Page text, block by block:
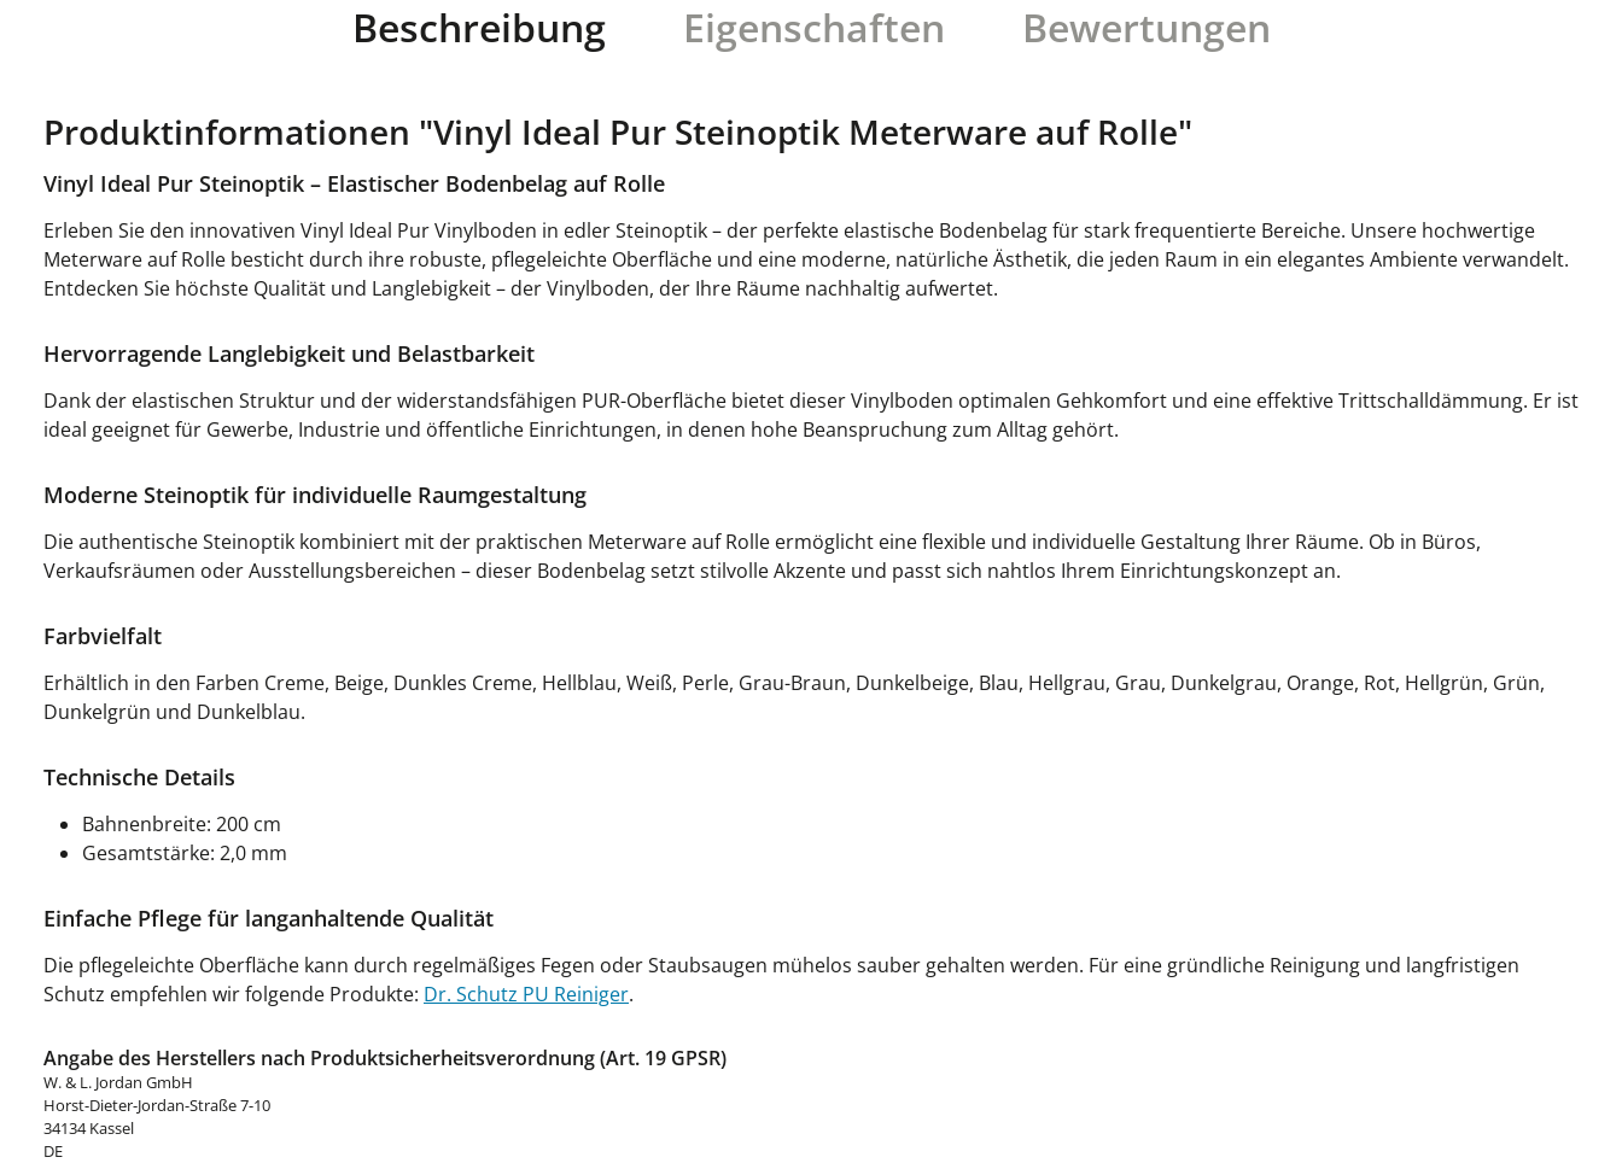
Beschreibung Eigenschaften Bewertungen
Produktinformationen "Vinyl Ideal Pur Steinoptik Meterware auf Rolle"
Vinyl Ideal Pur Steinoptik – Elastischer Bodenbelag auf Rolle
Erleben Sie den innovativen Vinyl Ideal Pur Vinylboden in edler Steinoptik – der perfekte elastische Bodenbelag für stark frequentierte Bereiche. Unsere hochwertige
Meterware auf Rolle besticht durch ihre robuste, pflegeleichte Oberfläche und eine moderne, natürliche Ästhetik, die jeden Raum in ein elegantes Ambiente verwandelt.
Entdecken Sie höchste Qualität und Langlebigkeit – der Vinylboden, der Ihre Räume nachhaltig aufwertet.
Hervorragende Langlebigkeit und Belastbarkeit
Dank der elastischen Struktur und der widerstandsfähigen PUR-Oberfläche bietet dieser Vinylboden optimalen Gehkomfort und eine effektive Trittschalldämmung. Er ist
ideal geeignet für Gewerbe, Industrie und öffentliche Einrichtungen, in denen hohe Beanspruchung zum Alltag gehört.
Moderne Steinoptik für individuelle Raumgestaltung
Die authentische Steinoptik kombiniert mit der praktischen Meterware auf Rolle ermöglicht eine flexible und individuelle Gestaltung Ihrer Räume. Ob in Büros,
Verkaufsräumen oder Ausstellungsbereichen – dieser Bodenbelag setzt stilvolle Akzente und passt sich nahtlos Ihrem Einrichtungskonzept an.
Farbvielfalt
Erhältlich in den Farben Creme, Beige, Dunkles Creme, Hellblau, Weiß, Perle, Grau-Braun, Dunkelbeige, Blau, Hellgrau, Grau, Dunkelgrau, Orange, Rot, Hellgrün, Grün,
Dunkelgrün und Dunkelblau.
Technische Details
Bahnenbreite: 200 cm
Gesamtstärke: 2,0 mm
Einfache Pflege für langanhaltende Qualität
Die pflegeleichte Oberfläche kann durch regelmäßiges Fegen oder Staubsaugen mühelos sauber gehalten werden. Für eine gründliche Reinigung und langfristigen
Schutz empfehlen wir folgende Produkte: Dr. Schutz PU Reiniger.
Angabe des Herstellers nach Produktsicherheitsverordnung (Art. 19 GPSR)
W. & L. Jordan GmbH
Horst-Dieter-Jordan-Straße 7-10
34134 Kassel
DE